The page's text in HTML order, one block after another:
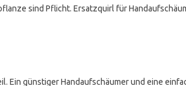
sind Pflicht. Ersatzquirl für
Ein günstiger Handaufschäumer und eine